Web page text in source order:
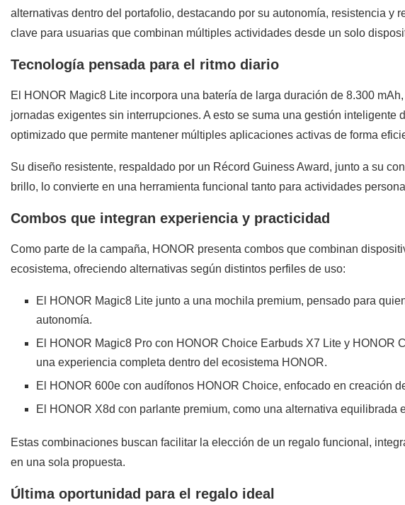
alternativas dentro del portafolio, destacando por su autonomía, resistencia y
clave para usuarias que combinan múltiples actividades desde un solo
Tecnología pensada para el ritmo diario
El HONOR Magic8 Lite incorpora una batería de larga duración de 8.300
jornadas exigentes sin interrupciones. A esto se suma una gestión inteligente
optimizado que permite mantener múltiples aplicaciones activas de forma
Su diseño resistente, respaldado por un Récord Guiness Award, junto a su
brillo, lo convierte en una herramienta funcional tanto para actividades
Combos que integran experiencia y practicidad
Como parte de la campaña, HONOR presenta combos que combinan
ecosistema, ofreciendo alternativas según distintos perfiles de uso:
El HONOR Magic8 Lite junto a una mochila premium, pensado para
autonomía.
El HONOR Magic8 Pro con HONOR Choice Earbuds X7 Lite y HONOR
una experiencia completa dentro del ecosistema HONOR.
El HONOR 600e con audífonos HONOR Choice, enfocado en creación
El HONOR X8d con parlante premium, como una alternativa equilibrada
Estas combinaciones buscan facilitar la elección de un regalo funcional,
en una sola propuesta.
Última oportunidad para el regalo ideal